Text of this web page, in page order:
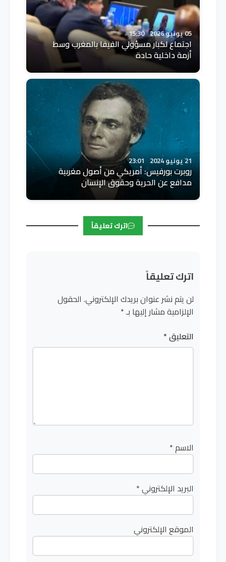
05 يونيو 2026 15:30
اجتماع لكبار مسؤولي الفيفا بالمغرب وسط
أزمة داخلية حادة
21 يونيو 2024 23:01
روبرت بورفيس: أمريكي من أصول مغربية
مدافع عن الحرية وحقوق الإنسان
اترك تعليقاً
اترك تعليقاً
لن يتم نشر عنوان بريدك الإلكتروني. الحقول
الإلزامية مشار إليها بـ*
التعليق*
الاسم*
البريد الإلكتروني*
الموقع الإلكتروني